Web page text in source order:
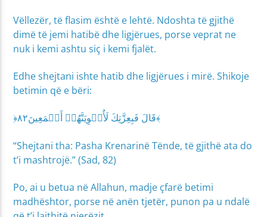
Vëllezër, të flasim është e lehtë. Ndoshta të gjithë
dimë të jemi hatibë dhe ligjërues, porse veprat ne
nuk i kemi ashtu siç i kemi fjalët.
Edhe shejtani ishte hatib dhe ligjërues i mirë. Shikoje
betimin që e bëri:
﴿قَالَ فَبِعِزَّتِكَ لَأُغۡوِيَنَّهُمۡ أَجۡمَعِينَ٨٢﴾
“Shejtani tha: Pasha Krenarinë Tënde, të gjithë ata do
t’i mashtrojë.” (Sad, 82)
Po, ai u betua në Allahun, madje çfarë betimi
madhështor, porse në anën tjetër, punon pa u ndalë